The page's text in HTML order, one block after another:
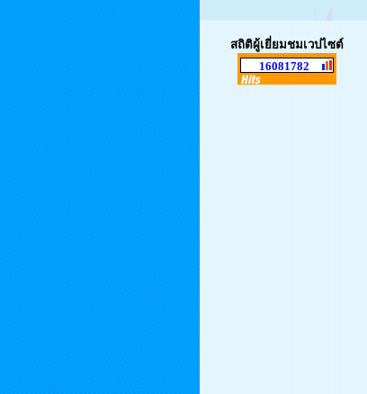
สถิติผู้เยี่ยมชมเวปไซต์
16081782